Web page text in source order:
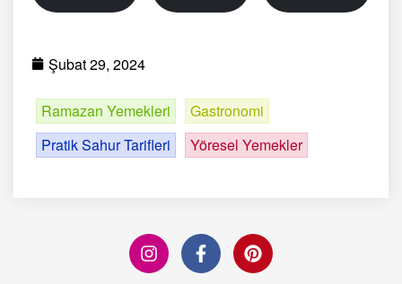
Şubat 29, 2024
Ramazan Yemekleri
Gastronomi
Pratik Sahur Tarifleri
Yöresel Yemekler